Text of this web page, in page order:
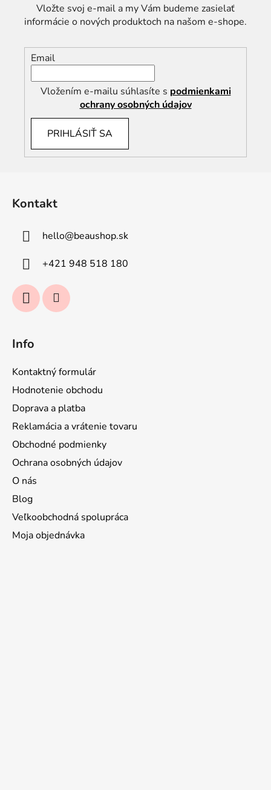
Vložte svoj e-mail a my Vám budeme zasielať
informácie o nových produktoch na našom e-shope.
Email
Vložením e-mailu súhlasíte s podmienkami
ochrany osobných údajov
PRIHLÁSIŤ SA
Kontakt
hello@beaushop.sk
+421 948 518 180
Info
Kontaktný formulár
Hodnotenie obchodu
Doprava a platba
Reklamácia a vrátenie tovaru
Obchodné podmienky
Ochrana osobných údajov
O nás
Blog
Veľkoobchodná spolupráca
Moja objednávka